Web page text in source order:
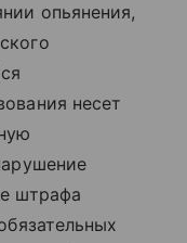
опьянения,
несет
штрафа